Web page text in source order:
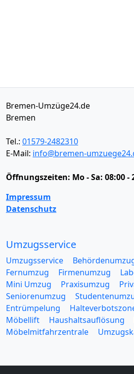
Bremen-Umzüge24.de
Bremen
Tel.: 01579-2482310
E-Mail: info@bremen-
Öffnungszeiten: Mo - Sa: 08:00 -
Impressum
Datenschutz
Umzugsservice
Umzugsservice
Fernumzug
Firmenumzug
Mini Umzug
Praxisumzug
Seniorenumzug
Entrümpelung
Möbellift
Haushaltsauflösung
Möbelmitfahrzentrale